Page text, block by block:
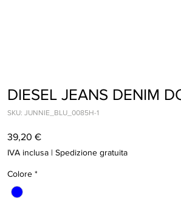
DIESEL JEANS DENIM
SKU: JUNNIE_BLU_0085H-1
39,20 €Prezzo
IVA inclusa | Spedizione gratuita
Colore *